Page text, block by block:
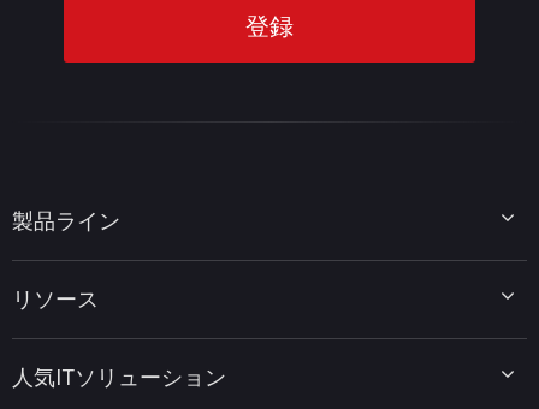
製品ライン
MiniTool Power Data Recovery
MiniTool PDF Editor
リソース
データ復元ヒント
人気ITソリューション